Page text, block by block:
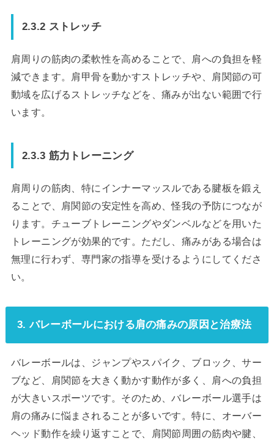
2.3.2 ストレッチ
肩周りの筋肉の柔軟性を高めることで、肩への負担を軽
減できます。肩甲骨を動かすストレッチや、肩関節の可
動域を広げるストレッチなどを、痛みが出ない範囲で行
います。
2.3.3 筋力トレーニング
肩周りの筋肉、特にインナーマッスルである腱板を鍛え
ることで、肩関節の安定性を高め、怪我の予防につなが
ります。チューブトレーニングやダンベルなどを用いた
トレーニングが効果的です。ただし、痛みがある場合は
無理に行わず、専門家の指導を受けるようにしてくださ
い。
3. バレーボールにおける肩の痛みの原因と治療法
バレーボールは、ジャンプやスパイク、ブロック、サー
ブなど、肩関節を大きく動かす動作が多く、肩への負担
が大きいスポーツです。そのため、バレーボール選手は
肩の痛みに悩まされることが多いです。特に、オーバー
ヘッド動作を繰り返すことで、肩関節周囲の筋肉や腱、